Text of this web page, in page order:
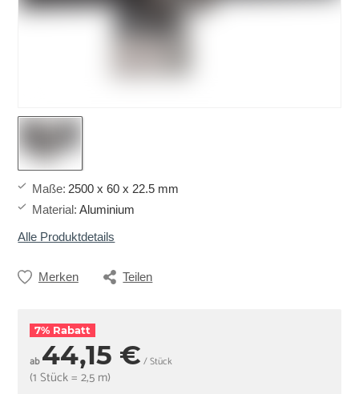
Maße: 2500 x 60 x 22.5 mm
Material: Aluminium
Alle Produktdetails
Merken Teilen
7% Rabatt
ab44,15 € / Stück
(1 Stück = 2,5 m)